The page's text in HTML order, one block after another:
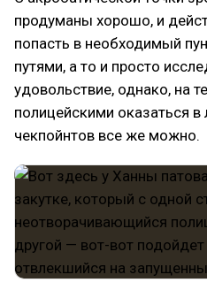
продуманы хорошо, и
попасть в необходимый
путями, а то и просто
удовольствие, однако, на
полицейскими оказаться
чекпойнтов все же можно.